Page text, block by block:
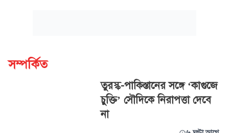
সম্পর্কিত
তুরস্ক-পাকিস্তানের সঙ্গে ‘কাগুজে
চুক্তি’ সৌদিকে নিরাপত্তা দেবে
না